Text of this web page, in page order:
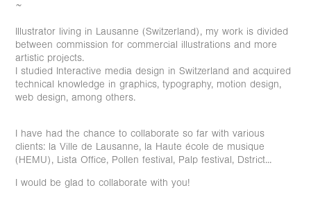
~
Illustrator living in Lausanne (Switzerland), my work is divided
between commission for commercial illustrations and more
artistic projects.
I studied Interactive media design in Switzerland and acquired
technical knowledge in graphics, typography, motion design,
web design, among others.
I have had the chance to collaborate so far with various
clients: la Ville de Lausanne, la Haute école de musique
(HEMU), Lista Office, Pollen festival, Palp festival, Dstrict...
I would be glad to collaborate with you!